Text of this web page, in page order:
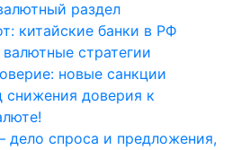
китайские банки в РФ
стратегии
новые санкции
снижения доверия к
дело спроса и предложения,